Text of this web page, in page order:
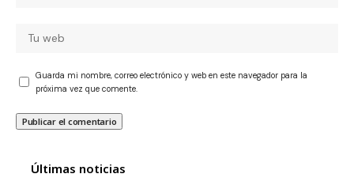
Guarda mi nombre, correo electrónico y web en este navegador para la
próxima vez que comente.
Últimas noticias